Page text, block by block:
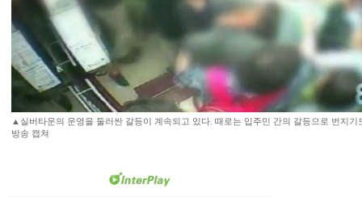
▲실버타운의 운영을 둘러싼 갈등이 계속되고 있다. 때로는 입주민 간의 갈등으로 번지기
방송 캡쳐